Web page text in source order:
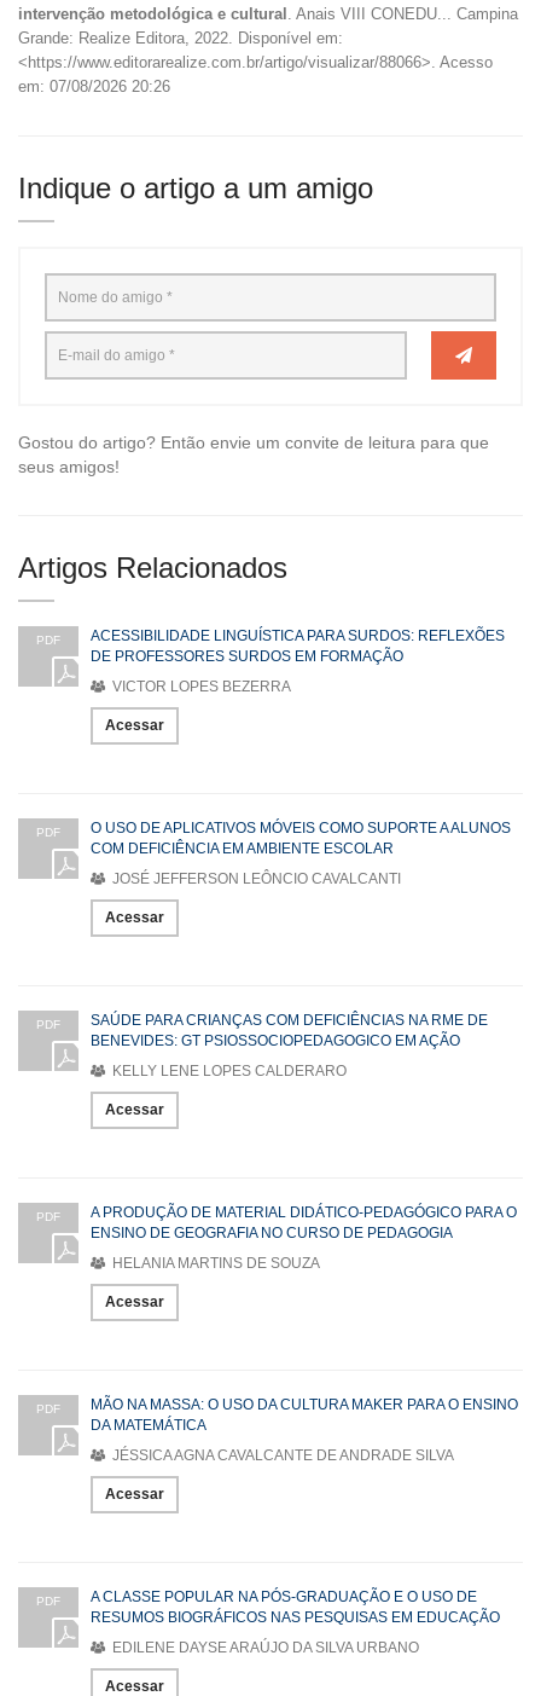
intervenção metodológica e cultural . Anais VIII CONEDU... Campina
Grande: Realize Editora, 2022. Disponível em:
<https://www.editorarealize.com.br/artigo/visualizar/88066>. Acesso
em: 07/08/2026 20:26
Indique o artigo a um amigo
Gostou do artigo? Então envie um convite de leitura para que
seus amigos!
Artigos Relacionados
PDF
ACESSIBILIDADE LINGUÍSTICA PARA SURDOS: REFLEXÕES
DE PROFESSORES SURDOS EM FORMAÇÃO
VICTOR LOPES BEZERRA
Acessar
PDF
O USO DE APLICATIVOS MÓVEIS COMO SUPORTE A ALUNOS
COM DEFICIÊNCIA EM AMBIENTE ESCOLAR
JOSÉ JEFFERSON LEÔNCIO CAVALCANTI
Acessar
PDF
SAÚDE PARA CRIANÇAS COM DEFICIÊNCIAS NA RME DE
BENEVIDES: GT PSIOSSOCIOPEDAGOGICO EM AÇÃO
KELLY LENE LOPES CALDERARO
Acessar
PDF
A PRODUÇÃO DE MATERIAL DIDÁTICO-PEDAGÓGICO PARA O
ENSINO DE GEOGRAFIA NO CURSO DE PEDAGOGIA
HELANIA MARTINS DE SOUZA
Acessar
PDF
MÃO NA MASSA: O USO DA CULTURA MAKER PARA O ENSINO
DA MATEMÁTICA
JÉSSICA AGNA CAVALCANTE DE ANDRADE SILVA
Acessar
PDF
A CLASSE POPULAR NA PÓS-GRADUAÇÃO E O USO DE
RESUMOS BIOGRÁFICOS NAS PESQUISAS EM EDUCAÇÃO
EDILENE DAYSE ARAÚJO DA SILVA URBANO
Acessar